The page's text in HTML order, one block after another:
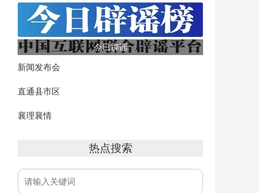
今日辟谣
新闻发布会
直通县市区
襄理襄情
热点搜索